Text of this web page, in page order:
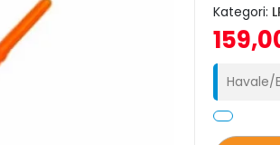
Kategori:
Havale/